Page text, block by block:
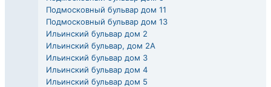
Подмосковный бульвар дом 11
Подмосковный бульвар дом 13
Ильинский бульвар дом 2
Ильинский бульвар, дом 2А
Ильинский бульвар дом 3
Ильинский бульвар дом 4
Ильинский бульвар дом 5